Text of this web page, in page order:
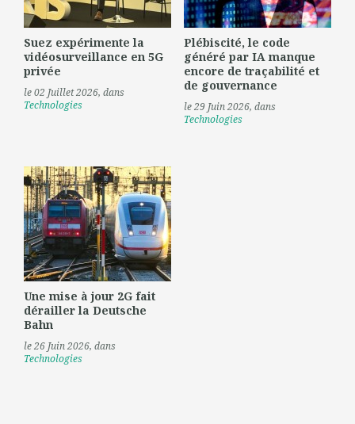
Suez expérimente la
vidéosurveillance en 5G
privée
le 02 Juillet 2026, dans
Technologies
Plébiscité, le code
généré par IA manque
encore de traçabilité et
de gouvernance
le 29 Juin 2026, dans
Technologies
Une mise à jour 2G fait
dérailler la Deutsche
Bahn
le 26 Juin 2026, dans
Technologies